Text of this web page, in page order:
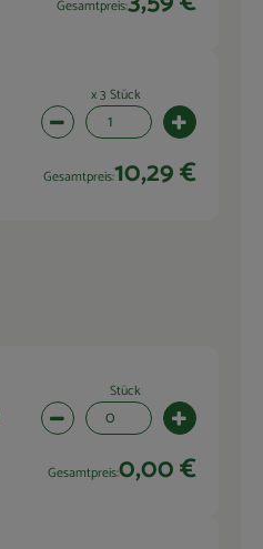
Gesamtpreis:
x 3 Stück
Artikelanzahl verringern (1
Gesamtpreis:10,29 €
Stück
Artikelanzahl verringern (0
Gesamtpreis:0,00 €